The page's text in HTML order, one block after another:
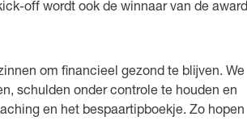
off wordt ook de winnaar van de award
om financieel gezond te blijven. We
schulden onder controle te houden en
en het bespaartipboekje. Zo hopen